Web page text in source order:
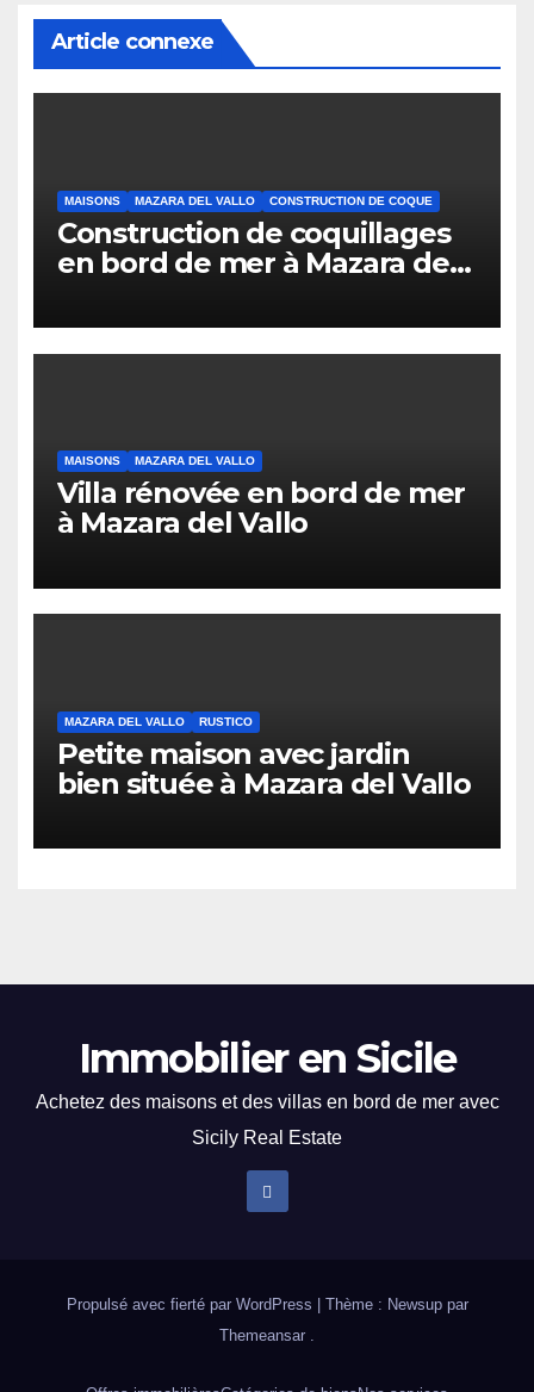
Article connexe
MAISONS MAZARA DEL VALLO CONSTRUCTION DE COQUE
Construction de coquillages
en bord de mer à Mazara del
MAISONS MAZARA DEL VALLO
Villa rénovée en bord de mer
à Mazara del Vallo
MAZARA DEL VALLO RUSTICO
Petite maison avec jardin
bien située à Mazara del Vallo
Immobilier en Sicile
Achetez des maisons et des villas en bord de mer avec
Sicily Real Estate
Propulsé avec fierté par WordPress
Thème : Newsup par
Themeansar .